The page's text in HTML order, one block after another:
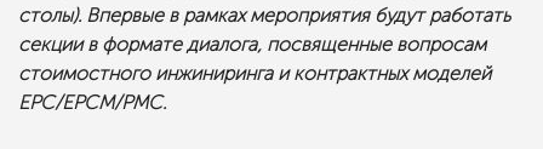
столы). Впервые в рамках мероприятия будут работать
секции в формате диалога, посвященные вопросам
стоимостного инжиниринга и контрактных моделей
ЕРС/ЕРСМ/РМС.